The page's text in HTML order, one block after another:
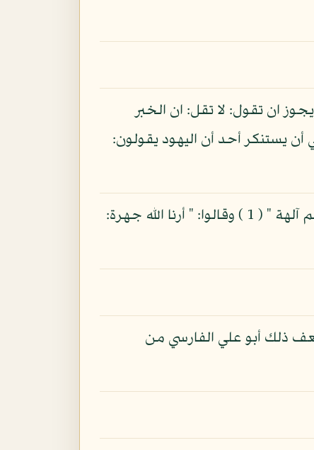
ان تقول: لا تقل: ان الخبر
أن يستنكر أحد أن اليهود يقولون:
وهم الذين اخبر الله عنهم بعد مشاهدة فلق البحر، والمعجزات الباهرة " اجعل لنا إلها كما لهم آلهة " ( 1 ) وقالوا: " أرنا الله جهرة:
أعجميان أعربا. وقيل: ان جبر عبد وايل الله مثل عبد الله ( 3 ). وضعف ذلك أبو علي الفارسي من